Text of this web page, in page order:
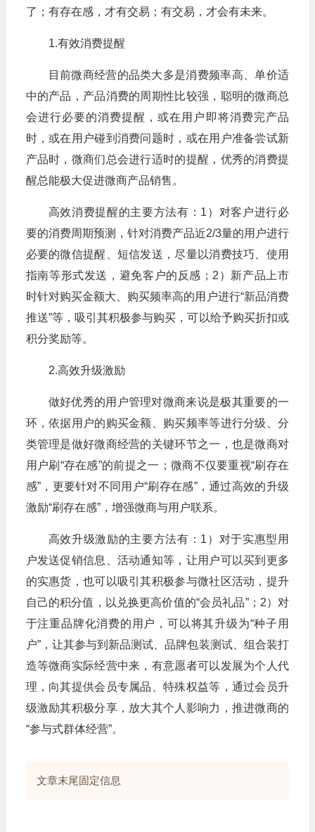
了；有存在感，才有交易；有交易，才会有未来。
1.有效消费提醒
目前微商经营的品类大多是消费频率高、单价适
中的产品，产品消费的周期性比较强，聪明的微商总
会进行必要的消费提醒，或在用户即将消费完产品
时，或在用户碰到消费问题时，或在用户准备尝试新
产品时，微商们总会进行适时的提醒，优秀的消费提
醒总能极大促进微商产品销售。
高效消费提醒的主要方法有：1）对客户进行必
要的消费周期预测，针对消费产品近2/3量的用户进行
必要的微信提醒、短信发送，尽量以消费技巧、使用
指南等形式发送，避免客户的反感；2）新产品上市
时针对购买金额大、购买频率高的用户进行“新品消费
推送”等，吸引其积极参与购买，可以给予购买折扣或
积分奖励等。
2.高效升级激励
做好优秀的用户管理对微商来说是极其重要的一
环，依据用户的购买金额、购买频率等进行分级、分
类管理是做好微商经营的关键环节之一，也是微商对
用户刷“存在感”的前提之一；微商不仅要重视“刷存在
感”，更要针对不同用户“刷存在感”，通过高效的升级
激励“刷存在感”，增强微商与用户联系。
高效升级激励的主要方法有：1）对于实惠型用
户发送促销信息、活动通知等，让用户可以买到更多
的实惠货，也可以吸引其积极参与微社区活动，提升
自己的积分值，以兑换更高价值的“会员礼品”；2）对
于注重品牌化消费的用户，可以将其升级为“种子用
户”，让其参与到新品测试、品牌包装测试、组合装打
造等微商实际经营中来，有意愿者可以发展为个人代
理，向其提供会员专属品、特殊权益等，通过会员升
级激励其积极分享，放大其个人影响力，推进微商的
“参与式群体经营”。
文章末尾固定信息